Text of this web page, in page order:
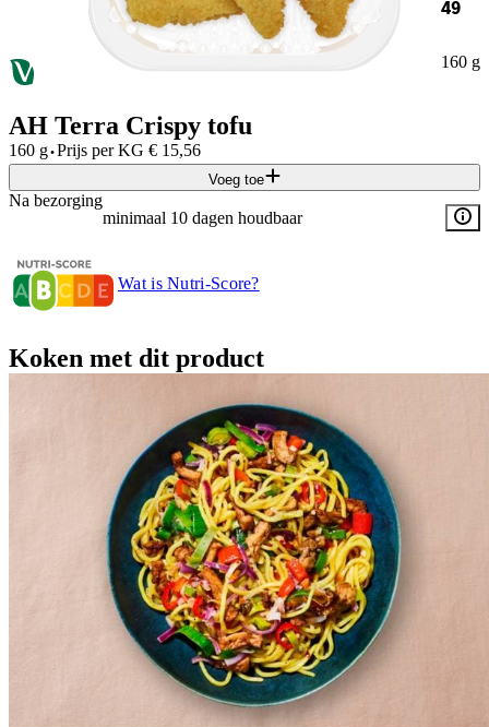
49
160 g
AH Terra Crispy tofu
160 g·Prijs per KG € 15,56
Voeg toe
Na bezorging
minimaal 10 dagen houdbaar
Wat is Nutri-Score?
Koken met dit product